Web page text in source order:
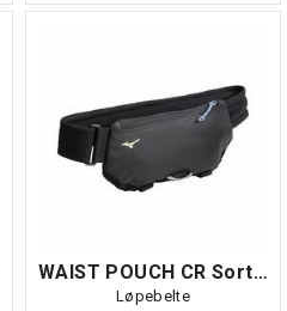
WAIST POUCH CR Sort NS
Løpebelte